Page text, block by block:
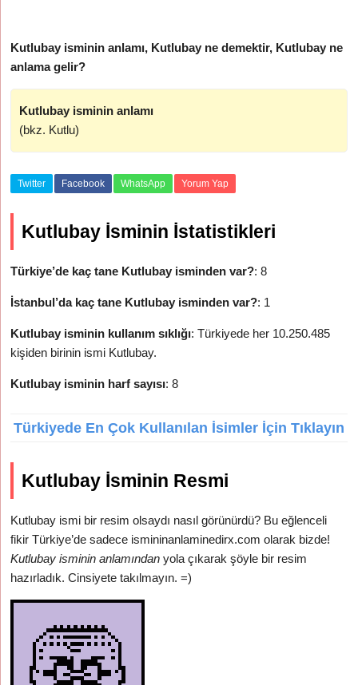
Kutlubay isminin anlamı, Kutlubay ne demektir, Kutlubay ne
anlama gelir?
Kutlubay isminin anlamı
(bkz. Kutlu)
Twitter Facebook WhatsApp Yorum Yap
Kutlubay İsminin İstatistikleri
Türkiye’de kaç tane Kutlubay isminden var?: 8
İstanbul’da kaç tane Kutlubay isminden var?: 1
Kutlubay isminin kullanım sıklığı: Türkiyede her 10.250.485
kişiden birinin ismi Kutlubay.
Kutlubay isminin harf sayısı: 8
Türkiyede En Çok Kullanılan İsimler İçin Tıklayın
Kutlubay İsminin Resmi
Kutlubay ismi bir resim olsaydı nasıl görünürdü? Bu eğlenceli
fikir Türkiye’de sadece ismininanlaminedirx.com olarak bizde!
Kutlubay isminin anlamından yola çıkarak şöyle bir resim
hazırladık. Cinsiyete takılmayın. =)